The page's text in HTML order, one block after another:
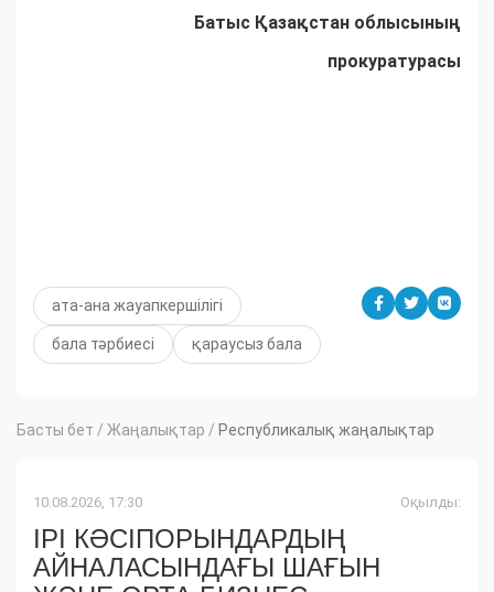
Батыс Қазақстан облысының
прокуратурасы
ата-ана жауапкершілігі
бала тәрбиесі қараусыз бала
Басты бет / Жаңалықтар / Республикалық жаңалықтар
10.08.2026, 17:30 Оқылды:
ІРІ КӘСІПОРЫНДАРДЫҢ
АЙНАЛАСЫНДАҒЫ ШАҒЫН